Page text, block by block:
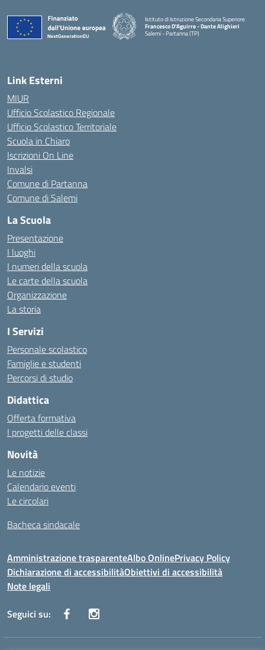
Istituto di Istruzione Secondaria Superiore
Francesco D'Aguirre - Dante Alighieri
Salemi - Partanna (TP)
Link Esterni
MIUR
Ufficio Scolastico Regionale
Ufficio Scolastico Territoriale
Scuola in Chiaro
Iscrizioni On Line
Invalsi
Comune di Partanna
Comune di Salemi
La Scuola
Presentazione
I luoghi
I numeri della scuola
Le carte della scuola
Organizzazione
La storia
I Servizi
Personale scolastico
Famiglie e studenti
Percorsi di studio
Didattica
Offerta formativa
I progetti delle classi
Novità
Le notizie
Calendario eventi
Le circolari
Bacheca sindacale
Amministrazione trasparenteAlbo OnlinePrivacy Policy
Dichiarazione di accessibilitàObiettivi di accessibilità
Note legali
Seguici su: